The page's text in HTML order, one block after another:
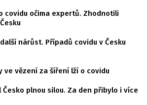
covidu očima expertů. Zhodnotili
nárůst. Případů covidu v Česku
ve vězení za šíření lží o covidu
Česko plnou silou. Za den přibylo i více